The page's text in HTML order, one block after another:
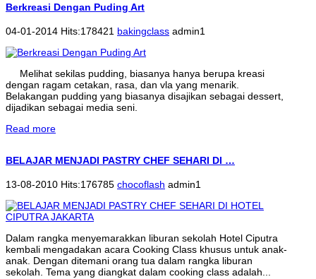
Berkreasi Dengan Puding Art
04-01-2014 Hits:178421 bakingclass admin1
Melihat sekilas pudding, biasanya hanya berupa kreasi
dengan ragam cetakan, rasa, dan vla yang menarik.
Belakangan pudding yang biasanya disajikan sebagai dessert,
dijadikan sebagai media seni.
Read more
BELAJAR MENJADI PASTRY CHEF SEHARI DI …
13-08-2010 Hits:176785 chocoflash admin1
Dalam rangka menyemarakkan liburan sekolah Hotel Ciputra
kembali mengadakan acara Cooking Class khusus untuk anak-
anak. Dengan ditemani orang tua dalam rangka liburan
sekolah. Tema yang diangkat dalam cooking class adalah...